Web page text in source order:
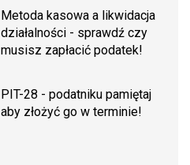
Metoda kasowa a likwidacja
działalności - sprawdź czy
musisz zapłacić podatek!
PIT-28 - podatniku pamiętaj
aby złożyć go w terminie!